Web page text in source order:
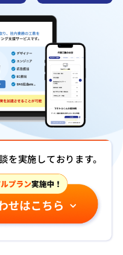
実施しております。